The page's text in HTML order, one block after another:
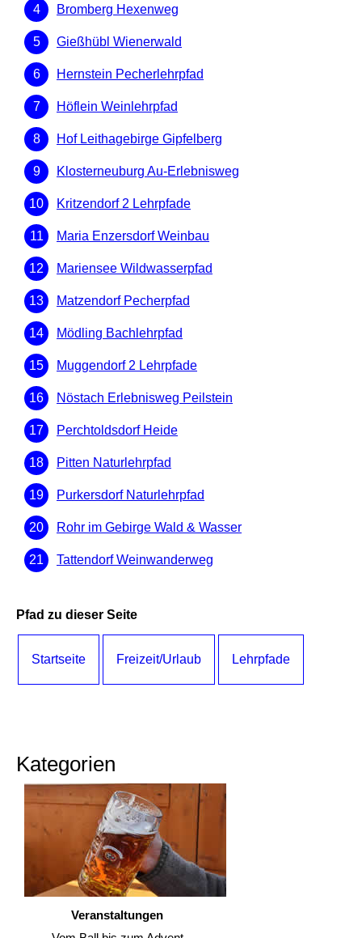
Bromberg Hexenweg
Gießhübl Wienerwald
Hernstein Pecherlehrpfad
Höflein Weinlehrpfad
Hof Leithagebirge Gipfelberg
Klosterneuburg Au-Erlebnisweg
Kritzendorf 2 Lehrpfade
Maria Enzersdorf Weinbau
Mariensee Wildwasserpfad
Matzendorf Pecherpfad
Mödling Bachlehrpfad
Muggendorf 2 Lehrpfade
Nöstach Erlebnisweg Peilstein
Perchtoldsdorf Heide
Pitten Naturlehrpfad
Purkersdorf Naturlehrpfad
Rohr im Gebirge Wald & Wasser
Tattendorf Weinwanderweg
Pfad zu dieser Seite
Startseite Freizeit/Urlaub Lehrpfade
Kategorien
Veranstaltungen